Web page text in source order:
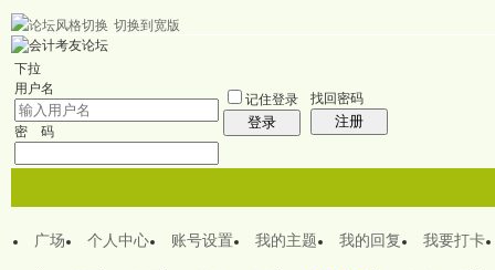
切换到宽版
下拉
用户名
密 码
记住登录
登录
找回密码
注册
广场 个人中心 账号设置 我的主题 我的回复 我要打卡